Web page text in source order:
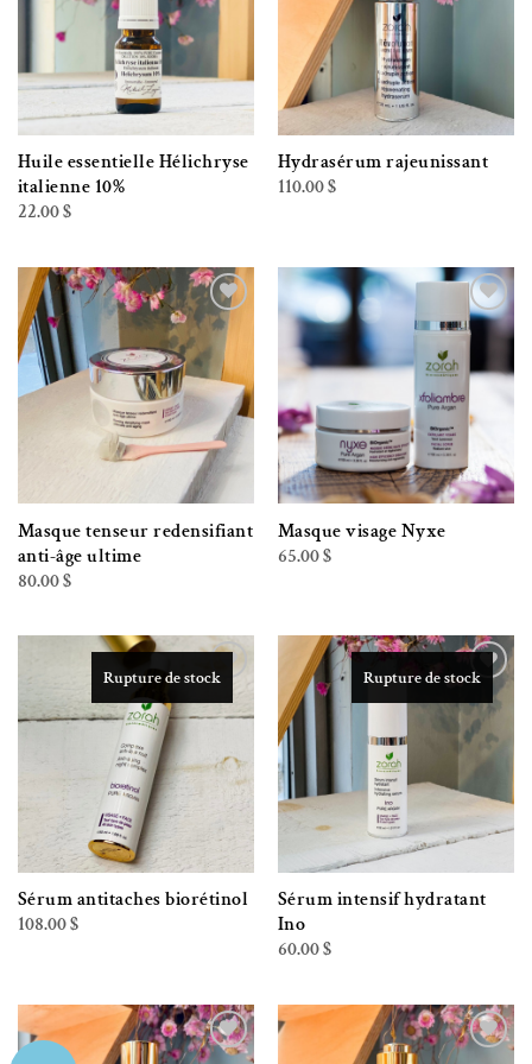
Huile essentielle Hélichryse
italienne 10%
22.00$
Hydrasérum rajeunissant
110.00$
Ajouter à la liste de souhaits
Masque tenseur redensifiant
anti-âge ultime
80.00$
Ajouter à la liste de souhaits
Masque visage Nyxe
65.00$
Ajouter à la liste de souhaits
Rupture de stock
Sérum antitaches biorétinol
108.00$
Ajouter à la liste de souhaits
Rupture de stock
Sérum intensif hydratant
Ino
60.00$